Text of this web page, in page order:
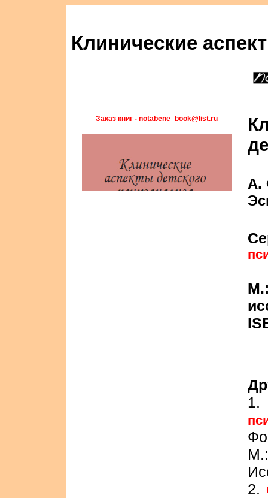
Клинические
Заказ книг - notabene_book@list.ru
А.
2.